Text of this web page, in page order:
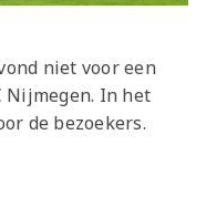
niet voor een
Nijmegen. In het
de bezoekers.